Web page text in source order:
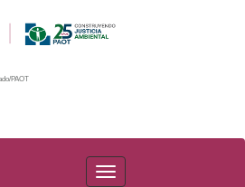
PAOT
PAOT